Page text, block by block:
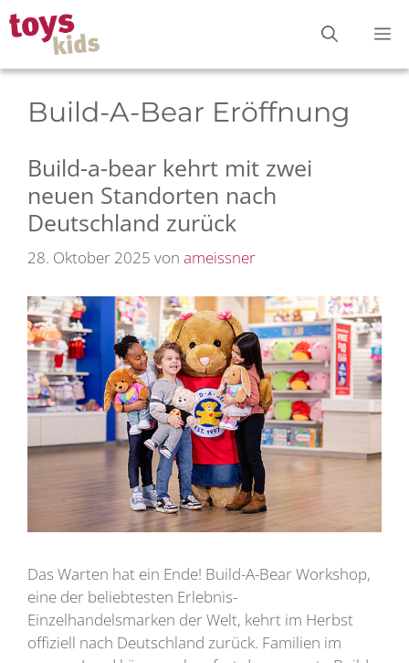
Zum
Inhalt
springen
Build-A-Bear Eröffnung
Build-a-bear kehrt mit zwei
neuen Standorten nach
Deutschland zurück
28. Oktober 2025 von ameissner
Das Warten hat ein Ende! Build-A-Bear Workshop,
eine der beliebtesten Erlebnis-
Einzelhandelsmarken der Welt, kehrt im Herbst
offiziell nach Deutschland zurück. Familien im